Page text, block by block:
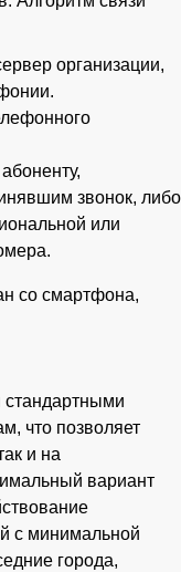
организации,
звонок, либо
или
со смартфона,
что позволяет
и на
вариант
с минимальной
города,